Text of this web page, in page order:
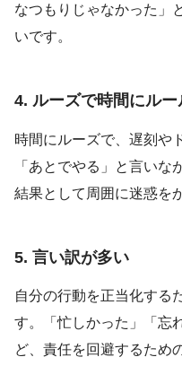
なつもりじゃなかった」
いです。
4. ルーズで時間にルー
時間にルーズで、遅刻や
「あとでやる」と言いな
結果として周囲に迷惑を
5. 言い訳が多い
自分の行動を正当化する
す。「忙しかった」「忘
ど、責任を回避するため